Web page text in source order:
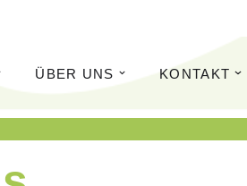
ÜBER UNS KONTAKT